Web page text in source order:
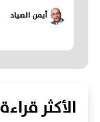
أيمن الصياد
الأكثر قراءة